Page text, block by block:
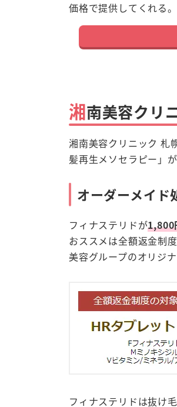
価格で提供してくれる
湘南美容クリ
湘南美容クリニック 札
髪再生メソセラピー」が
オーダーメイド
フィナステリドが1,800
おススメは全額返金制
美容グループのオリジ
フィナステリドは抜け